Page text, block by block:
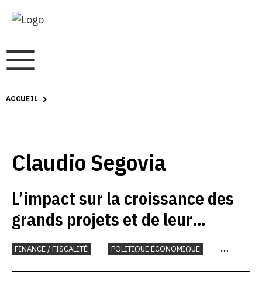
ACCUEIL
Claudio Segovia
L’impact sur la croissance des
grands projets et de leur
raccordement aux
infrastructures internationales
FINANCE / FISCALITÉ
POLITIQUE ÉCONOMIQUE